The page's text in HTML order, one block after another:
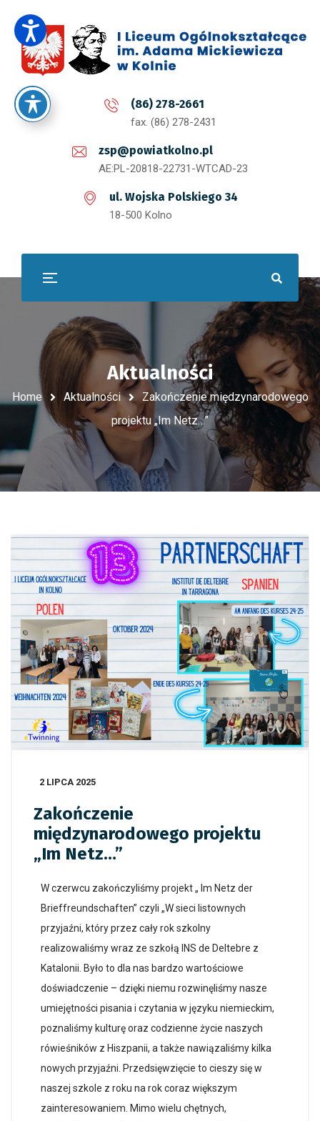
(86) 278-2661
fax. (86) 278-2431
zsp@powiatkolno.pl
AE:PL-20818-22731-WTCAD-23
ul. Wojska Polskiego 34
18-500 Kolno
Aktualności
Home Aktualności
Zakończenie międzynarodowego
projektu „Im Netz…”
2 LIPCA 2025
Zakończenie
międzynarodowego projektu
„Im Netz…”
W czerwcu zakończyliśmyprojekt „ Im Netz der
Brieffreundschaften” czyli „W sieci listownych
przyjaźni, który przez cały rok szkolny
realizowaliśmy wraz ze szkołą INS de Deltebre z
Katalonii. Było to dla nas bardzo wartościowe
doświadczenie – dzięki niemu rozwinęliśmy nasze
umiejętności pisania i czytania w języku niemieckim,
poznaliśmy kulturęoraz codzienne życie naszych
rówieśników z Hiszpanii, a także nawiązaliśmy kilka
nowych przyjaźni. Przedsięwzięcie to cieszy sięw
naszej szkole z roku na rok coraz większym
zainteresowaniem. Mimo wielu chętnych,